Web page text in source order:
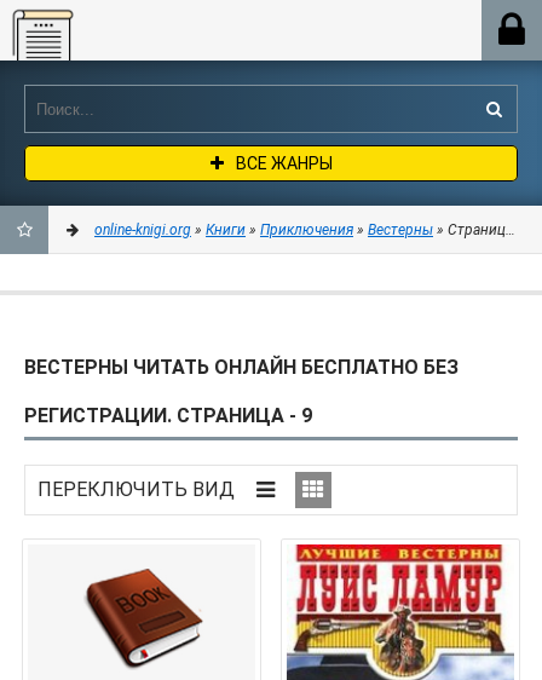
Online-knigi.org
ВСЕ ЖАНРЫ
ЗАКЛАДКИ
online-knigi.org » Книги » Приключения » Вестерны » Страница 9
ВЕСТЕРНЫ ЧИТАТЬ ОНЛАЙН БЕСПЛАТНО БЕЗ
РЕГИСТРАЦИИ. СТРАНИЦА - 9